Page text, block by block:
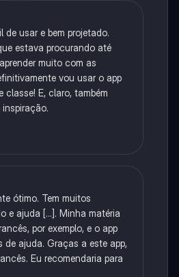
de usar e bem projetado.
estava procurando até
muito com as
vou usar o app
classe! E, claro, também
ótimo. Tem muitos
e ajuda [...]. Minha matéria
por exemplo, e o app
ajuda. Graças a este app,
Eu recomendaria para